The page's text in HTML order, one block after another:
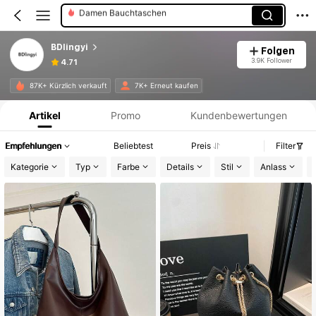
Damen Umhängetasche
BDlingyi
4.71
Folgen
3.9K Follower
87K+ Kürzlich verkauft 7K+ Erneut kaufen
Produktinformation: Preisangabe, Verkaufs- und Lagerbestandsdetails.
Artikel Promo Kundenbewertungen
Empfehlungen Beliebtest Preis
Filter
Kategorie
Typ Farbe Details Stil Anlass